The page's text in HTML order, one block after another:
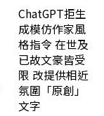
ChatGPT拒生
成模仿作家風
格指令 在世及
已故文豪皆受
限 改提供相近
氛圍「原創」
文字